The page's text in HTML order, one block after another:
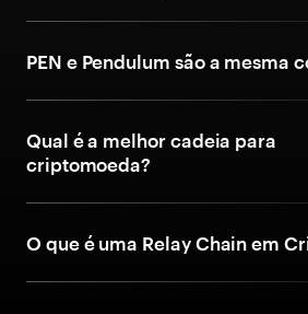
PEN e Pendulum são a mesma
Qual é a melhor cadeia para
criptomoeda?
O que é uma Relay Chain em